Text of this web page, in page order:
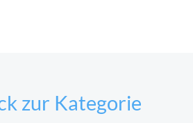
zur Kategorie